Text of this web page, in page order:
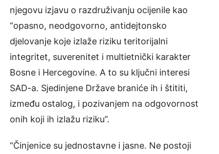
njegovu izjavu o razdruživanju ocijenile kao
“opasno, neodgovorno, antidejtonsko
djelovanje koje izlaže riziku teritorijalni
integritet, suverenitet i multietnički karakter
Bosne i Hercegovine. A to su ključni interesi
SAD-a. Sjedinjene Države braniće ih i štititi,
između ostalog, i pozivanjem na odgovornost
onih koji ih izlažu riziku”.
“Činjenice su jednostavne i jasne. Ne postoji